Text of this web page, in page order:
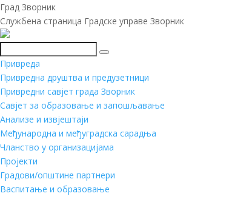
Град Зворник
Службена страница Градске управе Зворник
Претражи
Привреда
Привредна друштва и предузетници
Привредни савјет града Зворник
Савјет за образовање и запошљавање
Анализе и извјештаји
Међународна и међуградска сарадња
Чланство у организацијама
Пројекти
Градови/општине партнери
Васпитање и образовање